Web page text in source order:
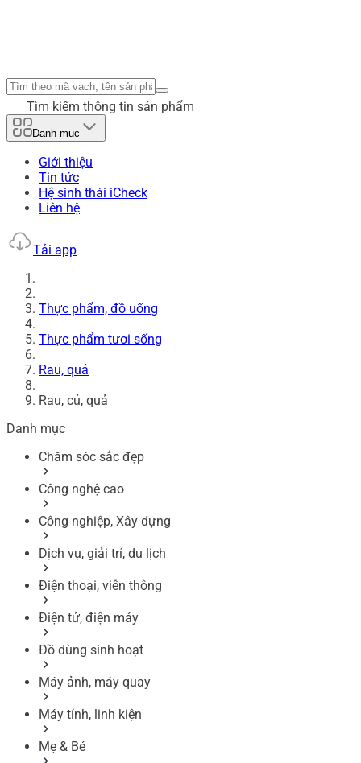
Tìm kiếm thông tin sản phẩm
Danh mục
Giới thiệu
Tin tức
Hệ sinh thái iCheck
Liên hệ
Tải app
Thực phẩm, đồ uống
Thực phẩm tươi sống
Rau, quả
Rau, củ, quả
Danh mục
Chăm sóc sắc đẹp
Công nghệ cao
Công nghiệp, Xây dựng
Dịch vụ, giải trí, du lịch
Điện thoại, viễn thông
Điện tử, điện máy
Đồ dùng sinh hoạt
Máy ảnh, máy quay
Máy tính, linh kiện
Mẹ & Bé